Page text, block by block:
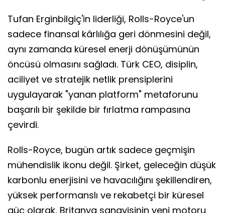
Tufan Erginbilgiç'in liderliği, Rolls-Royce'un
sadece finansal kârlılığa geri dönmesini değil,
aynı zamanda küresel enerji dönüşümünün
öncüsü olmasını sağladı. Türk CEO, disiplin,
aciliyet ve stratejik netlik prensiplerini
uygulayarak "yanan platform" metaforunu
başarılı bir şekilde bir fırlatma rampasına
çevirdi.
Rolls-Royce, bugün artık sadece geçmişin
mühendislik ikonu değil. Şirket, geleceğin düşük
karbonlu enerjisini ve havacılığını şekillendiren,
yüksek performanslı ve rekabetçi bir küresel
güç olarak, Britanya sanayisinin yeni motoru